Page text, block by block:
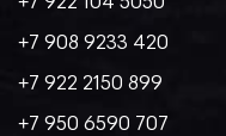
+7 908 9233 420
+7 922 2150 899
+7 950 6590 707